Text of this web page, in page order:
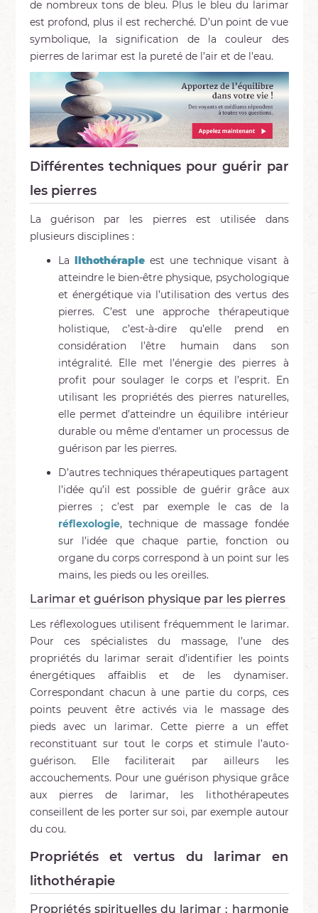
de nombreux tons de bleu. Plus le bleu du larimar
est profond, plus il est recherché. D’un point de vue
symbolique, la signification de la couleur des
pierres de larimar est la pureté de l’air et de l’eau.
Différentes techniques pour guérir par
les pierres
La guérison par les pierres est utilisée dans
plusieurs disciplines :
La lithothérapieest une technique visant à
atteindre le bien-être physique, psychologique
et énergétique via l’utilisation des vertus des
pierres. C’est une approche thérapeutique
holistique, c’est-à-dire qu’elle prend en
considération l’être humain dans son
intégralité. Elle met l’énergie des pierres à
profit pour soulager le corps et l’esprit. En
utilisant les propriétés des pierres naturelles,
elle permet d’atteindre un équilibre intérieur
durable ou même d’entamer un processus de
guérison par les pierres.
D’autres techniques thérapeutiques partagent
l’idée qu’il est possible de guérir grâce aux
pierres ; c’est par exemple le cas de la
réflexologie, technique de massage fondée
sur l’idée que chaque partie, fonction ou
organe du corps correspond à un point sur les
mains, les pieds ou les oreilles.
Larimar et guérison physique par les pierres
Les réflexologues utilisent fréquemment le larimar.
Pour ces spécialistes du massage, l’une des
propriétés du larimar serait d’identifier les points
énergétiques affaiblis et de les dynamiser.
Correspondant chacun à une partie du corps, ces
points peuvent être activés via le massage des
pieds avec un larimar. Cette pierre a un effet
reconstituant sur tout le corps et stimule l’auto-
guérison. Elle faciliterait par ailleurs les
accouchements. Pour une guérison physique grâce
aux pierres de larimar, les lithothérapeutes
conseillent de les porter sur soi, par exemple autour
du cou.
Propriétés et vertus du larimar en
lithothérapie
Propriétés spirituelles du larimar : harmonie